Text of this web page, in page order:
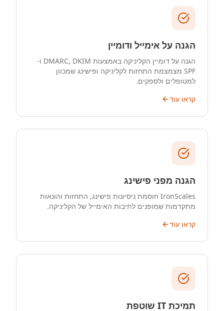
הגנה על אימייל ודומיין
הגנה על דומיין הקליניקה באמצעות DMARC, DKIM ו-
SPF מצמצמת התחזות לקליניקה ופישינג שמכוון
למטופלים ולספקים.
קראו עוד
הגנה מפני פישינג
IronScales חוסמת ניסיונות פישינג, התחזות והונאות
מתקדמות שמופנים לתיבות האימייל של הקליניקה.
קראו עוד
תמיכת IT שוטפת